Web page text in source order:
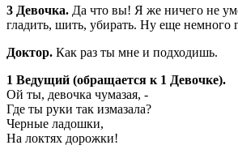
3 Девочка. Да что вы! Я же ничего не
гладить, шить, убирать. Ну еще немного
Доктор. Как раз ты мне и подходишь.
1 Ведущий (обращается к 1 Девочке).
Ой ты, девочка чумазая, -
Где ты руки так измазала?
Черные ладошки,
На локтях дорожки!